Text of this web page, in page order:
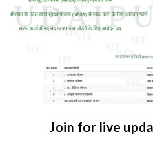
Join for live